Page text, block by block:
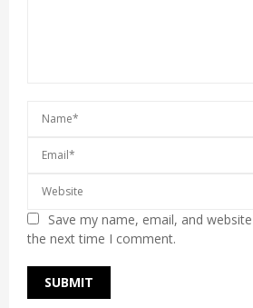
Save my name, email, and
the next time I comment.